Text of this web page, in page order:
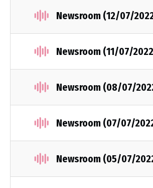
Newsroom (12/07/
Newsroom (11/07/
Newsroom (08/07/
Newsroom (07/07/
Newsroom (05/07/